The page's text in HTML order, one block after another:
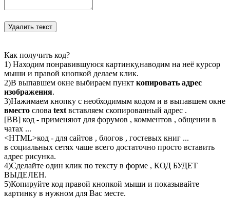
Как получить код?
1) Находим понравившуюся картинку,наводим на неё курсор
мыши и правой кнопкой делаем клик.
2)В выпавшем окне выбираем пункт копировать адрес
изображения.
3)Нажимаем кнопку с необходимым кодом и в выпавшем окне
вместо слова text вставляем скопированный адрес .
[BB] код - применяют для форумов , комментов , общении в
чатах ...
<HTML>код - для сайтов , блогов , гостевых книг ...
в социальных сетях чаше всего достаточно просто вставить
адрес рисунка.
4)Сделайте один клик по тексту в форме , КОД БУДЕТ
ВЫДЕЛЕН.
5)Копируйте код правой кнопкой мыши и показывайте
картинку в нужном для Вас месте.